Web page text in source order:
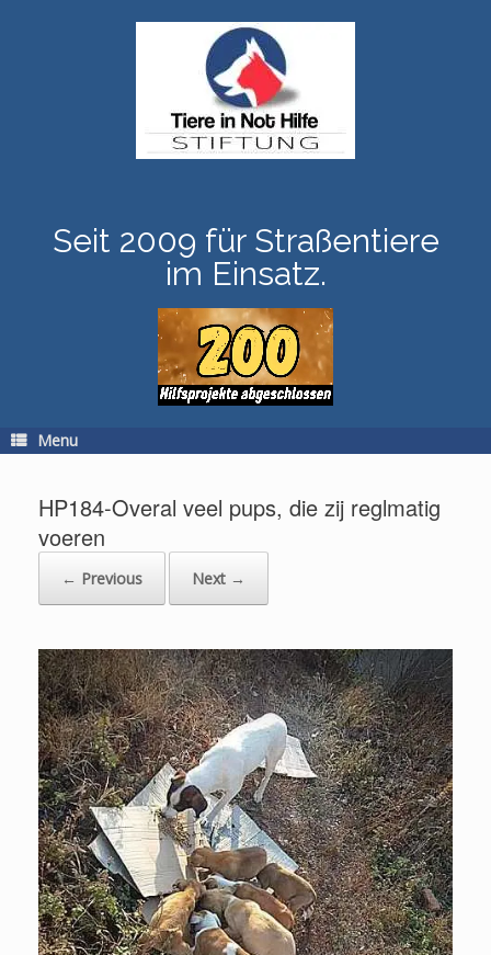
Seit 2009 für Straßentiere
im Einsatz.
Menu
HP184-Overal veel pups, die zij reglmatig
voeren
← Previous Next →